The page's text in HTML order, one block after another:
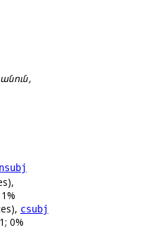
nsubj
csubj
0%